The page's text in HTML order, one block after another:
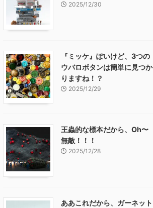
2025/12/30
『ミッケ』ぽいけど、3つの
ウバロボタンは簡単に見つか
りますね！？
2025/12/29
王蟲的な標本だから、Oh〜
無敵！！！
2025/12/28
ああこれだから、ガーネット